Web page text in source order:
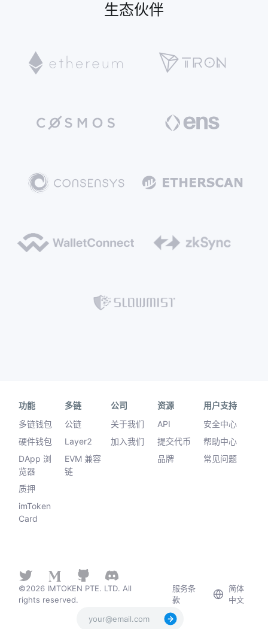
生态伙伴
功能
多链钱包
硬件钱包
DApp 浏
览器
质押
imToken
Card
多链
公链
Layer2
EVM 兼容
链
公司
关于我们
加入我们
资源
API
提交代币
品牌
用户支持
安全中心
帮助中心
常见问题
©2026 IMTOKEN PTE. LTD. All
rights reserved.
服务条
款
简体
中文